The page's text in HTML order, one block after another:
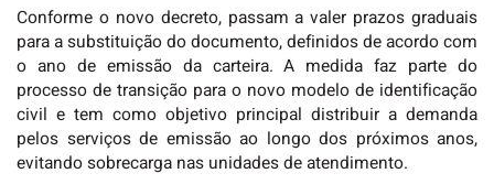
Conforme o novo decreto, passam a valer prazos graduais
para a substituição do documento, definidos de acordo com
o ano de emissão da carteira. A medida faz parte do
processo de transição para o novo modelo de identificação
civil e tem como objetivo principal distribuir a demanda
pelos serviços de emissão ao longo dos próximos anos,
evitando sobrecarga nas unidades de atendimento.